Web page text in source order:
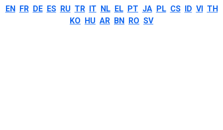
EN FR DE ES RU TR IT NL EL PT JA PL CS ID VI TH
KO HU AR BN RO SV